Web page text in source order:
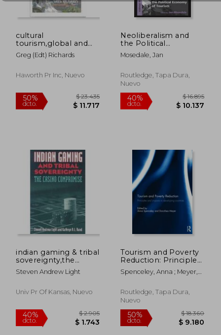
40%
dcto. $ 6.453
50%
dcto. $
cultural
tourism,global and
local perspectives
Greg (edt) Richards
Haworth Pr Inc, Nuevo
Neoliberalism and
the Political
Economy of Tourism
(en Inglés)
Mosedale, Jan
Routledge, Tapa Dura,
Nuevo
indian gaming & tribal
sovereignty,the
casino compromise
Steven Andrew Light
Univ Pr Of Kansas, Nuevo
Tourism and Poverty
Reduction: Principles
and Impacts in
Developing Countries
Spenceley, Anna ; Meyer,
Routledge, Tapa Dura,
Nuevo